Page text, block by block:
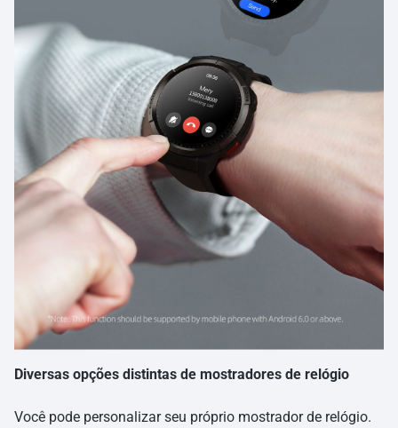
Diversas opções distintas de mostradores de relógio
Você pode personalizar seu próprio mostrador de relógio.